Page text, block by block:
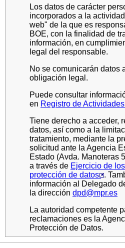
Los datos de carácter
incorporados a la
web" de la que es
BOE, con la finalidad de
información, en
legal del responsable.
No se comunicarán datos
obligación legal.
Puede consultar
en Registro de
Tiene derecho a acceder,
datos, así como a la
tratamiento, mediante la
solicitud ante la Agencia
Estado (Avda. Manoteras
a través de Ejercicio de
protección de datos .
información al Delegado
la dirección dpd@mpr.es
La autoridad competente
reclamaciones es la
Protección de Datos.